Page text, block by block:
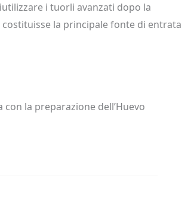
i tuorli avanzati dopo la
la principale fonte di entrata
la preparazione dell’Huevo